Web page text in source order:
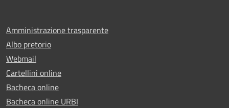
Amministrazione trasparente
Albo pretorio
Webmail
Cartellini online
Bacheca online
Bacheca online URBI